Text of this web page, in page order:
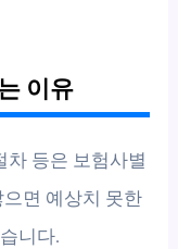
이유
차 등은 보험사별
면 예상치 못한
니다.